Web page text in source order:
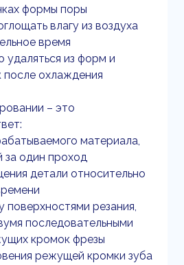
формы поры
влагу из воздуха
время
удаляться из форм и
после охлаждения
– это
материала,
за один проход
детали относительно
резания,
последовательными
кромок фрезы
режущей кромки зуба